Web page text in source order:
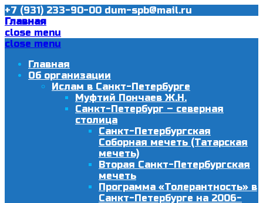
+7 (931) 233-90-00 dum-spb@mail.ru
Главная
close menu
close menu
Главная
Об организации
Ислам в Санкт-Петербурге
Муфтий Пончаев Ж.Н.
Санкт-Петербург – северная
столица
Санкт-Петербургская
Соборная мечеть (Татарская
мечеть)
Вторая Санкт-Петербургская
мечеть
Программа «Толерантность» в
Санкт-Петербурге на 2006-